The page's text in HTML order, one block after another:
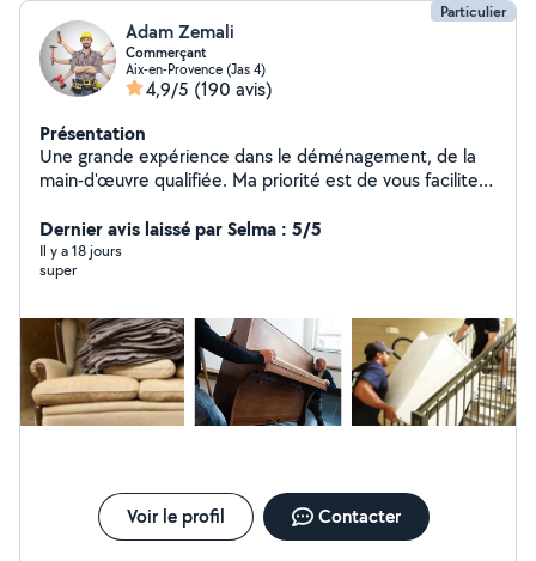
Particulier
Adam Zemali
Commerçant
Aix-en-Provence (Jas 4)
4,9/5 (190 avis)
Présentation
Une grande expérience dans le déménagement, de la
main-d'œuvre qualifiée. Ma priorité est de vous faciliter
rappelez à l'avenir.
Dernier avis laissé par Selma : 5/5
Il y a 18 jours
super
Voir le profil Contacter